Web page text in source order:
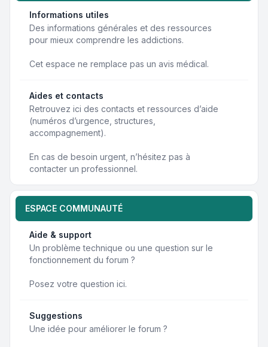
Informations utiles
Des informations générales et des ressources
pour mieux comprendre les addictions.
Cet espace ne remplace pas un avis médical.
Aides et contacts
Retrouvez ici des contacts et ressources d’aide
(numéros d’urgence, structures,
accompagnement).
En cas de besoin urgent, n’hésitez pas à
contacter un professionnel.
ESPACE COMMUNAUTÉ
Aide & support
Un problème technique ou une question sur le
fonctionnement du forum ?
Posez votre question ici.
Suggestions
Une idée pour améliorer le forum ?